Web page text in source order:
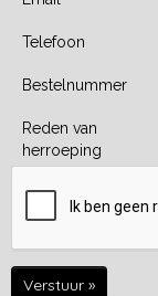
Telefoon
Bestelnummer
Reden van
herroeping
Verstuur »